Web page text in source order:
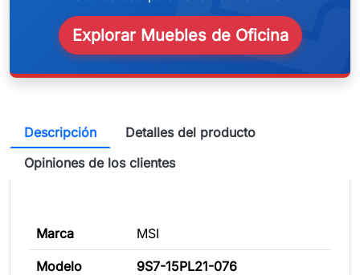
Explorar Muebles de Oficina
Descripción
Detalles del producto
Opiniones de los clientes
Marca MSI
Modelo 9S7-15PL21-076